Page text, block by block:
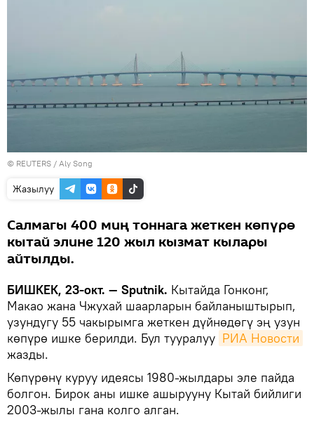
© REUTERS / Aly Song
Жазылуу
Салмагы 400 миң тоннага жеткен көпүрө
кытай элине 120 жыл кызмат кылары
айтылды.
БИШКЕК, 23-окт. — Sputnik. Кытайда Гонконг,
Макао жана Чжухай шаарларын байланыштырып,
узундугу 55 чакырымга жеткен дүйнөдөгү эң узун
көпүрө ишке берилди. Бул тууралуу РИА Новости
жазды.
Көпүрөнү куруу идеясы 1980-жылдары эле пайда
болгон. Бирок аны ишке ашырууну Кытай бийлиги
2003-жылы гана колго алган.